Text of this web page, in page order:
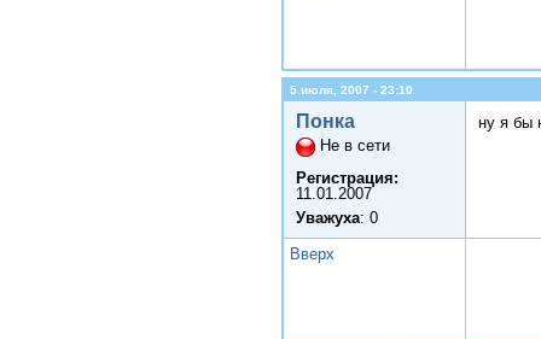
5 июля, 2007 - 23:10
Понка
Не в сети
Регистрация:
11.01.2007
Уважуха: 0
ну я бы
Вверх